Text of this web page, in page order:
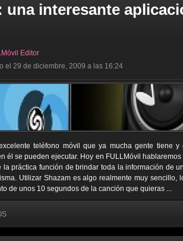
una interesante
Editor
el 29 de diciembre, 2009 a las 16:24
teléfono móvil que ya mucha gente tiene
él se pueden ejecutar. Hoy en FULLMóvil
la práctica función de brindar toda la información de
Utilizar Shazam es algo realmente muy sencillo,
de unos 10 segundos de la canción que quieras ...